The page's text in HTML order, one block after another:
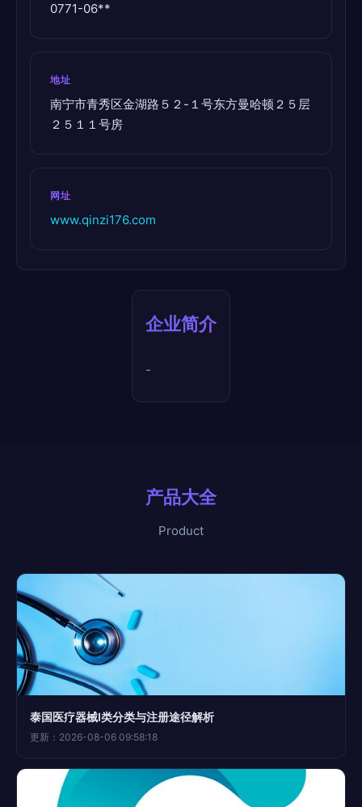
0771-06**
地址
南宁市青秀区金湖路５２-１号东方曼哈顿２５层
２５１１号房
网址
www.qinzi176.com
企业简介
-
产品大全
Product
泰国医疗器械I类分类与注册途径解析
更新：2026-08-06 09:58:18